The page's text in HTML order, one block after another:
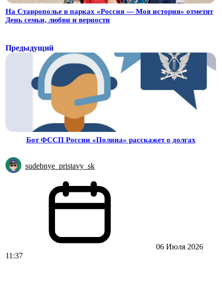
На Ставрополье в парках «Россия — Моя история» отметят
День семьи, любви и верности
Предыдущий
Бот ФССП России «Полина» расскажет о долгах
sudebnye_pristavy_sk
06 Июля 2026
11:37